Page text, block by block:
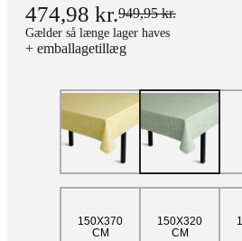
474,98 kr.949,95 kr.
Gælder så længe lager haves
+ emballagetillæg
150X370
CM
150X320
CM